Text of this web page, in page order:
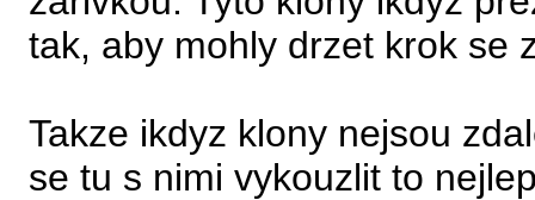
tak, aby mohly drzet krok se
Takze ikdyz klony nejsou
se tu s nimi vykouzlit to